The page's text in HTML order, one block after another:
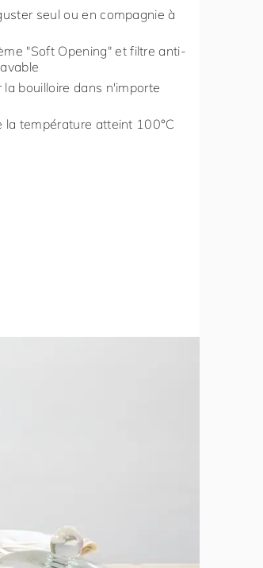
seul ou en compagnie à
"Soft Opening" et filtre anti-
bouilloire dans n'importe
température atteint 100°C